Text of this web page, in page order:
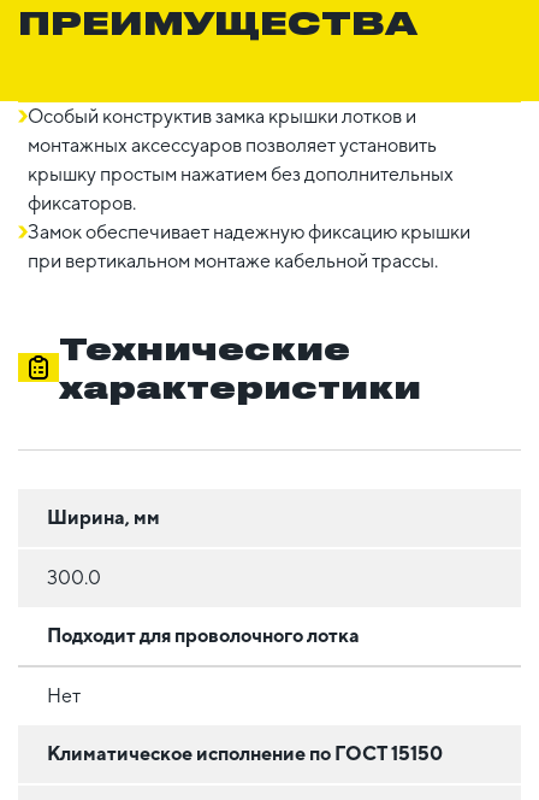
ПРЕИМУЩЕСТВА
Особый конструктив замка крышки лотков и
монтажных аксессуаров позволяет установить
крышку простым нажатием без дополнительных
фиксаторов.
Замок обеспечивает надежную фиксацию крышки
при вертикальном монтаже кабельной трассы.
Технические
характеристики
Ширина, мм
300.0
Подходит для проволочного лотка
Нет
Климатическое исполнение по ГОСТ 15150